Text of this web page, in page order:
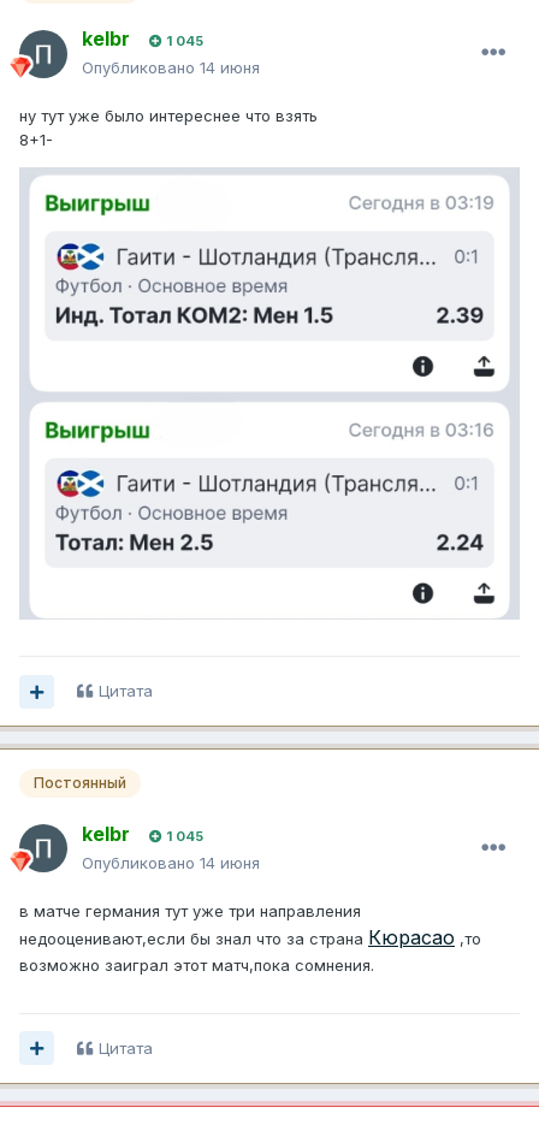
kelbr 1 045
Опубликовано 14 июня
ну тут уже было интереснее что взять
8+1-
Цитата
Постоянный
kelbr 1 045
Опубликовано 14 июня
в матче германия тут уже три направления
недооценивают,если бы знал что за страна Кюрасао ,то
возможно заиграл этот матч,пока сомнения.
Цитата